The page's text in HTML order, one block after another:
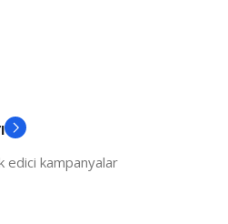
edici kampanyalar